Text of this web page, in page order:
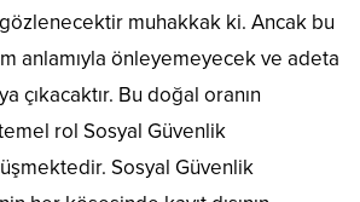
muhakkak ki. Ancak bu
anlamıyla önleyemeyecek ve adeta
çıkacaktır. Bu doğal oranın
rol Sosyal Güvenlik
Sosyal Güvenlik